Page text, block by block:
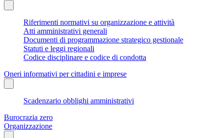
Riferimenti normativi su organizzazione e attività
Atti amministrativi generali
Documenti di programmazione strategico gestionale
Statuti e leggi regionali
Codice disciplinare e codice di condotta
Oneri informativi per cittadini e imprese
Scadenzario obblighi amministrativi
Burocrazia zero
Organizzazione